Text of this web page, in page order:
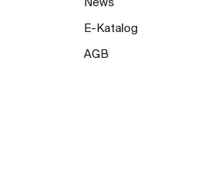
News
E-Katalog
AGB